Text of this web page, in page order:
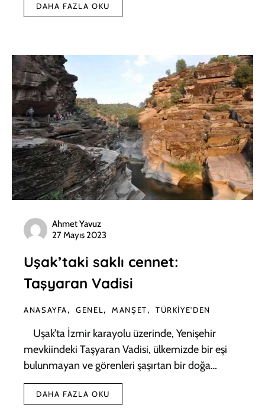
DAHA FAZLA OKU
Ahmet Yavuz
27 Mayıs 2023
Uşak’taki saklı cennet:
Taşyaran Vadisi
ANASAYFA GENEL MANŞET TÜRKIYE'DEN
Uşak’ta İzmir karayolu üzerinde, Yenişehir
mevkiindeki Taşyaran Vadisi, ülkemizde bir eşi
bulunmayan ve görenleri şaşırtan bir doğa…
DAHA FAZLA OKU